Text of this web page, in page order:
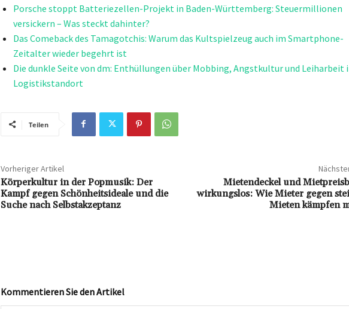
Porsche stoppt Batteriezellen-Projekt in Baden-Württemberg: Steuermillionen
versickern – Was steckt dahinter?
Das Comeback des Tamagotchis: Warum das Kultspielzeug auch im Smartphone-
Zeitalter wieder begehrt ist
Die dunkle Seite von dm: Enthüllungen über Mobbing, Angstkultur und Leiharbeit
Logistikstandort
Teilen
Vorheriger Artikel
Körperkultur in der Popmusik: Der
Kampf gegen Schönheitsideale und die
Suche nach Selbstakzeptanz
Mietendeckel und
wirkungslos: Wie Mieter gegen
Mieten kämpfen
Kommentieren Sie den Artikel